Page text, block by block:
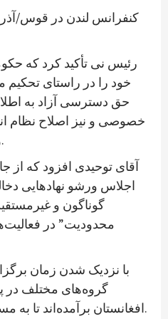
رئیس نی تأکید کرد که
خود را در راستای تحکیم
حق دسترسی آزاد به
خصوصی و نیز اصلاح نظام
و مبارزه با فساد عملی کند.
آقای توحیدی افزود که از
اجلاس ورشو نهادهایی
گوناگون و
محدودیت” در
با نزدیک شدن زمان
گروه‌های مختلف در
افغانستان برآمده‌اند تا به مسائل داخلی بیشتر توجه کند.